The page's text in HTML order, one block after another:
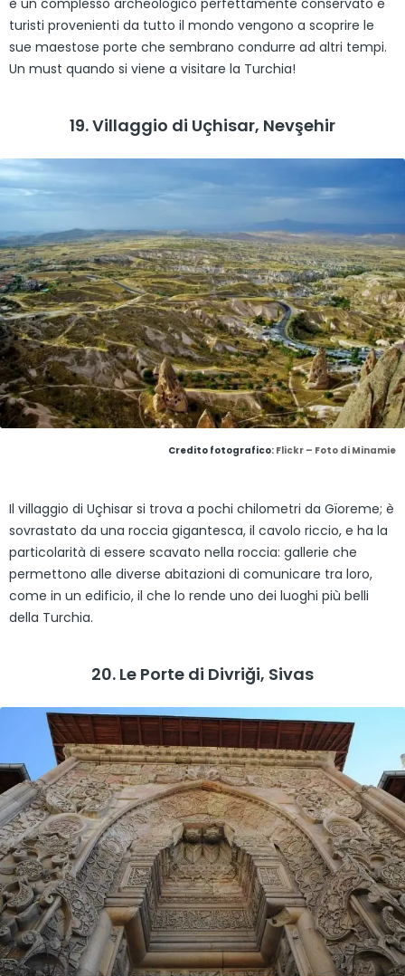
è un complesso archeologico perfettamente conservato e
turisti provenienti da tutto il mondo vengono a scoprire le
sue maestose porte che sembrano condurre ad altri tempi.
Un must quando si viene a visitare la Turchia!
19. Villaggio di Uçhisar, Nevşehir
Credito fotografico: Flickr – Foto di Minamie
Il villaggio di Uçhisar si trova a pochi chilometri da Gïoreme; è
sovrastato da una roccia gigantesca, il cavolo riccio, e ha la
particolarità di essere scavato nella roccia: gallerie che
permettono alle diverse abitazioni di comunicare tra loro,
come in un edificio, il che lo rende uno dei luoghi più belli
della Turchia.
20. Le Porte di Divriği, Sivas